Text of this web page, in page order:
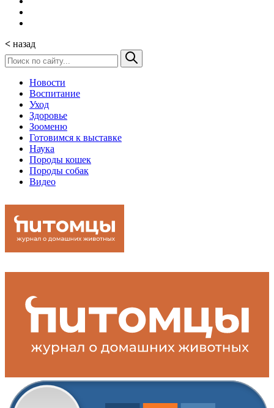
< назад
Новости
Воспитание
Уход
Здоровье
Зооменю
Готовимся к выставке
Наука
Породы кошек
Породы собак
Видео